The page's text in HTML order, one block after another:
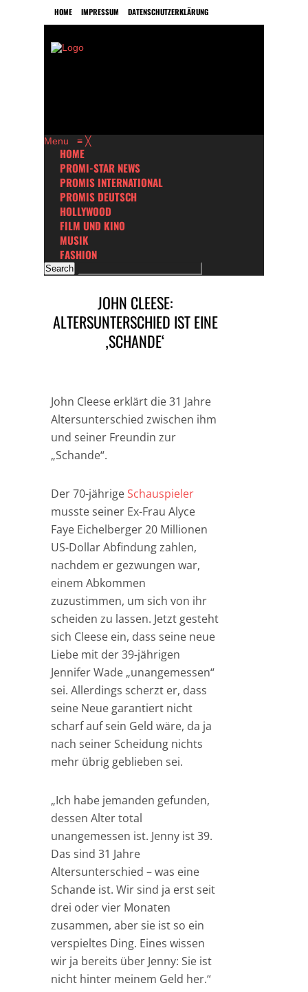
HOME IMPRESSUM DATENSCHUTZERKLÄRUNG
Menu ≡ ╳
HOME
PROMI-STAR NEWS
PROMIS INTERNATIONAL
PROMIS DEUTSCH
HOLLYWOOD
FILM UND KINO
MUSIK
FASHION
JOHN CLEESE:
ALTERSUNTERSCHIED IST EINE
‚SCHANDE‘
John Cleese erklärt die 31 Jahre
Altersunterschied zwischen ihm
und seiner Freundin zur
„Schande“.
Der 70-jährigeSchauspieler
musste seiner Ex-Frau Alyce
Faye Eichelberger 20 Millionen
US-Dollar Abfindung zahlen,
nachdem er gezwungen war,
einem Abkommen
zuzustimmen, um sich von ihr
scheiden zu lassen. Jetzt gesteht
sich Cleese ein, dass seine neue
Liebe mit der 39-jährigen
Jennifer Wade „unangemessen“
sei. Allerdings scherzt er, dass
seine Neue garantiert nicht
scharf auf sein Geld wäre, da ja
nach seiner Scheidung nichts
mehr übrig geblieben sei.
„Ich habe jemanden gefunden,
dessen Alter total
unangemessen ist. Jenny ist 39.
Das sind 31 Jahre
Altersunterschied – was eine
Schande ist. Wir sind ja erst seit
drei oder vier Monaten
zusammen, aber sie ist so ein
verspieltes Ding. Eines wissen
wir ja bereits über Jenny: Sie ist
nicht hinter meinem Geld her.“